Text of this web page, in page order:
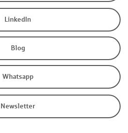
LinkedIn
Blog
Whatsapp
Newsletter